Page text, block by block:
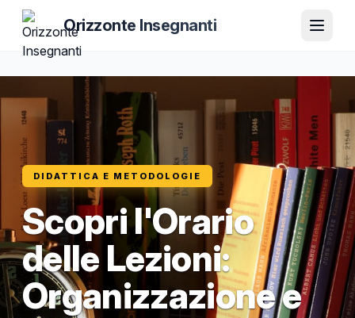
Orizzonte Insegnanti
DIDATTICA E METODOLOGIE
Scopri l'Orario
delle Lezioni:
Organizzazione e